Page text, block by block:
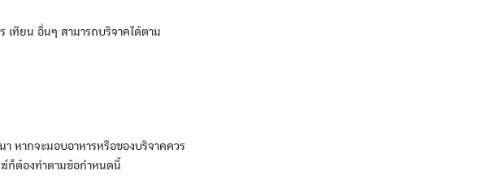
เทียน อื่นๆ สามารถบริจาคได้ตาม
หากจะมอบอาหารหรือของบริจาคควร
ก็ต้องทำตามข้อกำหนดนี้